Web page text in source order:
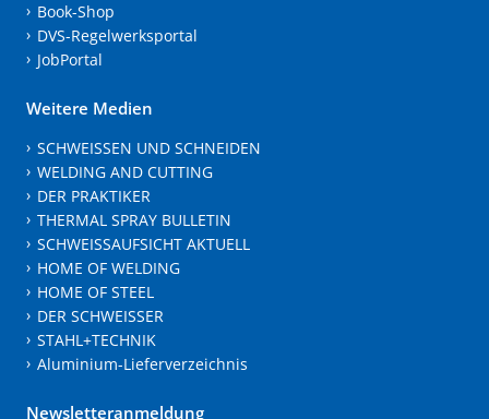
Book-Shop
DVS-Regelwerksportal
JobPortal
Weitere Medien
SCHWEISSEN UND SCHNEIDEN
WELDING AND CUTTING
DER PRAKTIKER
THERMAL SPRAY BULLETIN
SCHWEISSAUFSICHT AKTUELL
HOME OF WELDING
HOME OF STEEL
DER SCHWEISSER
STAHL+TECHNIK
Aluminium-Lieferverzeichnis
Newsletteranmeldung